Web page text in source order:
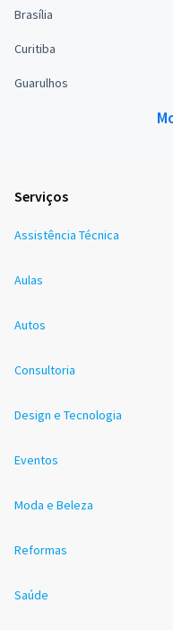
Brasília
Curitiba
Guarulhos
Serviços
Assistência Técnica
Aulas
Autos
Consultoria
Design e Tecnologia
Eventos
Moda e Beleza
Reformas
Saúde